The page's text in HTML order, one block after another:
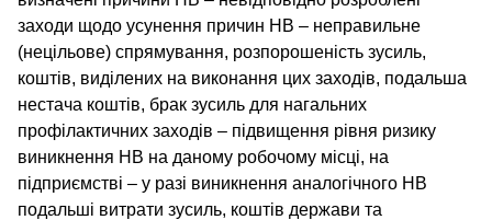
заходи щодо усунення причин НВ – неправильне
(нецільове) спрямування, розпорошеність зусиль,
коштів, виділених на виконання цих заходів, подальша
нестача коштів, брак зусиль для нагальних
профілактичних заходів – підвищення рівня ризику
виникнення НВ на даному робочому місці, на
підприємстві – у разі виникнення аналогічного НВ
подальші витрати зусиль, коштів держави та